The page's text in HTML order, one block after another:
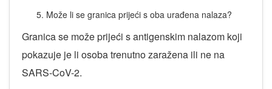
Može li se granica prijeći s oba urađena nalaza?
Granica se može prijeći s antigenskim nalazom koji
pokazuje je li osoba trenutno zaražena ili ne na
SARS-CoV-2.